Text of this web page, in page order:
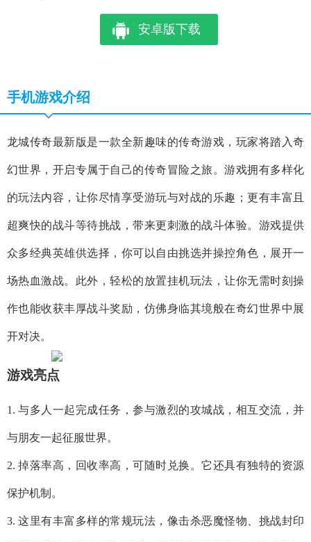
安卓版下载
手机游戏介绍
龙城传奇最新版是一款全新趣味的传奇游戏，玩家将踏入奇
幻世界，开启专属于自己的传奇冒险之旅。游戏拥有多样化
的玩法内容，让你尽情享受游玩与对战的乐趣；更有丰富且
超爽快的战斗等待挑战，带来更刺激的战斗体验。游戏提供
众多经典英雄供选择，你可以自由挑选并操控角色，展开一
场热血激战。此外，轻松的放置挂机玩法，让你无需时刻操
作也能收获丰厚战斗奖励，仿佛身临其境般在奇幻世界中展
开对决。
游戏亮点
1. 与多人一起完成任务，参与激烈的攻城战，相互交流，并
与朋友一起征服世界。
2. 掉落率高，回收率高，可随时兑换。它还具有独特的资源
保护机制。
3. 这里有丰富多样的常规玩法，像击杀恶魔怪物、挑战封印